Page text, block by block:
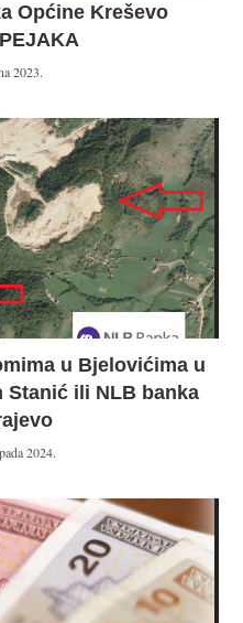
Općine Kreševo
2023.
u Bjelovićima u
Stanić ili NLB banka
2024.